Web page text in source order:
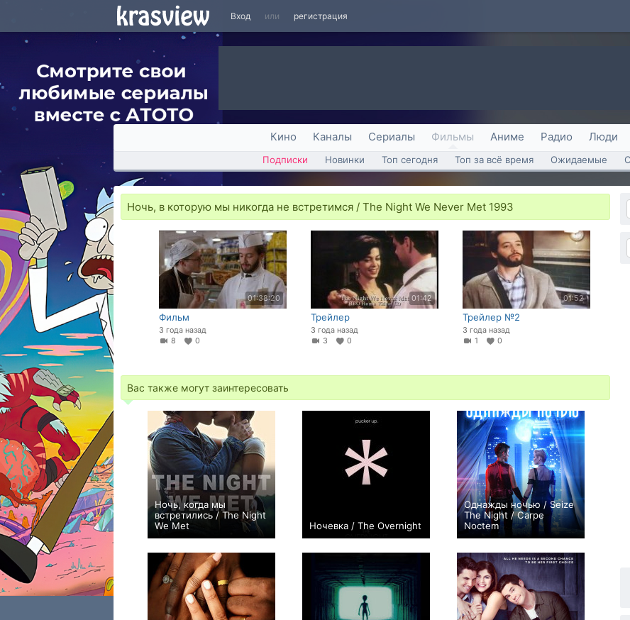
Вход или регистрация
Кино Каналы Сериалы Фильмы Аниме Радио Люди
Подписки Новинки Топ сегодня Топ за всё время Ожидаемые
Ночь, в которую мы никогда не встретимся / The Night We Never Met 1993
01:38:20
Фильм
3 года назад
8
0
01:42
Трейлер
3 года назад
3
0
01:52
Трейлер №2
3 года назад
1
0
Вас также могут заинтересовать
Ночь, когда мы
встретились / The Night
We Met
0
Ночевка / The Overnight
+2
Однажды ночью / Seize
The Night / Carpe
Noctem
0